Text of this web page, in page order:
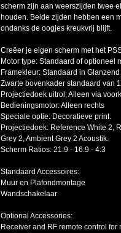
scherm zijn aan weerszijden twee
houden. Beide zijden hebben een
ondanks de oogjes kreukvrij blijft.
Creëer je eigen scherm met het
Motor type: Standaard of optioneel
Framekleur: Standaard in
Zwarte bovenkader standaard van
Projectiedoek uitrol; Alleen via
Bedieningsmotor: Alleen rechts
Speciale optie: Decoratieve print.
Projectiedoek: Reference White 2,
Grey 2, Ambient Grey 2 Acoustik.
Scherm Ratios: 21:9 - 16:9 - 4:3
Standaard Accessoires:
Muur en Plafondmontage
Wandschakelaar
Optional Accessories:
Receiver and RF remote control